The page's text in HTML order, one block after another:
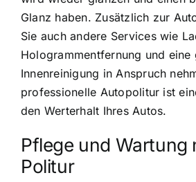
Glanz haben. Zusätzlich zur
Sie auch andere Services wie
Hologrammentfernung und eine
Innenreinigung in Anspruch
professionelle Autopolitur ist
den Werterhalt Ihres Autos.
Pflege und Wartung
Politur